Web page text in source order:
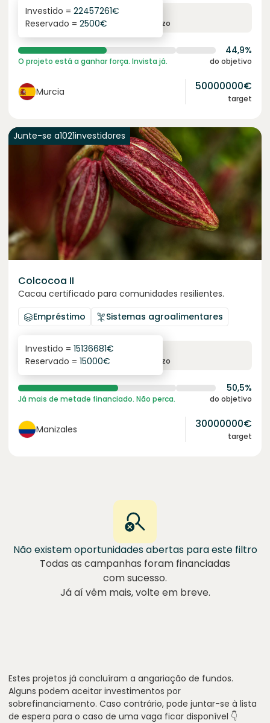
6.3%
juro anual prazo
Investido = 22457261€
Reservado = 2500€
44,9%
O projeto está a ganhar força. Invista já. do objetivo
Murcia 50000000€
target
Junte-se a1021investidores
Colcocoa II
Cacau certificado para comunidades resilientes.
Empréstimo
Sistemas agroalimentares
6.1%
juro anual prazo
Investido = 15136681€
Reservado = 15000€
50,5%
Já mais de metade financiado. Não perca. do objetivo
Manizales 30000000€
target
Não existem oportunidades abertas para este filtro
Todas as campanhas foram financiadas
com sucesso.
Já aí vêm mais, volte em breve.
Estes projetos já concluíram a angariação de fundos.
Alguns podem aceitar investimentos por
sobrefinanciamento. Caso contrário, pode juntar-se à lista
de espera para o caso de uma vaga ficar disponível 👇